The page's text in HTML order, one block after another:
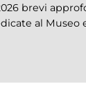
brevi
al Museo